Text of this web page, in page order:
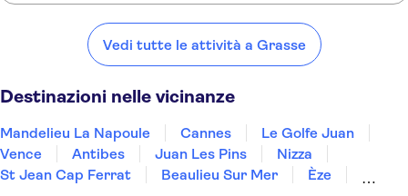
Mandelieu La Napoule Cannes Le Golfe Juan
Vedi tutte le attività a Grasse
Destinazioni nelle vicinanze
Mandelieu La Napoule Cannes
Le Golfe Juan
Vence
Antibes Juan Les Pins
Nizza
St Jean Cap Ferrat
Beaulieu Sur Mer
Èze